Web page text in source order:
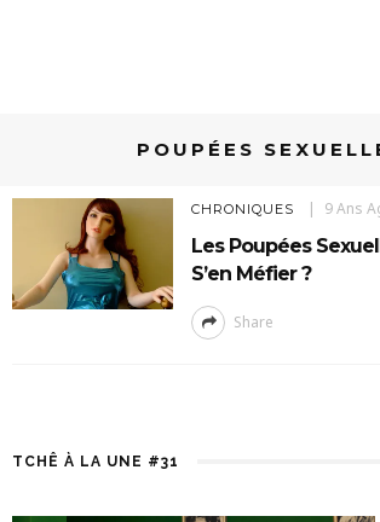
POUPÉES
CHRONIQUES 9 Ans
Les Poupées
S’en Méfier ?
Share
TCHÊ À LA UNE #31